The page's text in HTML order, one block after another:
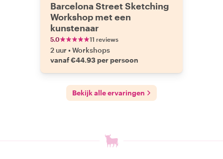
Barcelona Street Sketching
Workshop met een
kunstenaar
5.0 11 reviews
2 uur •Workshops
vanaf €44.93 per persoon
Bekijk alle ervaringen